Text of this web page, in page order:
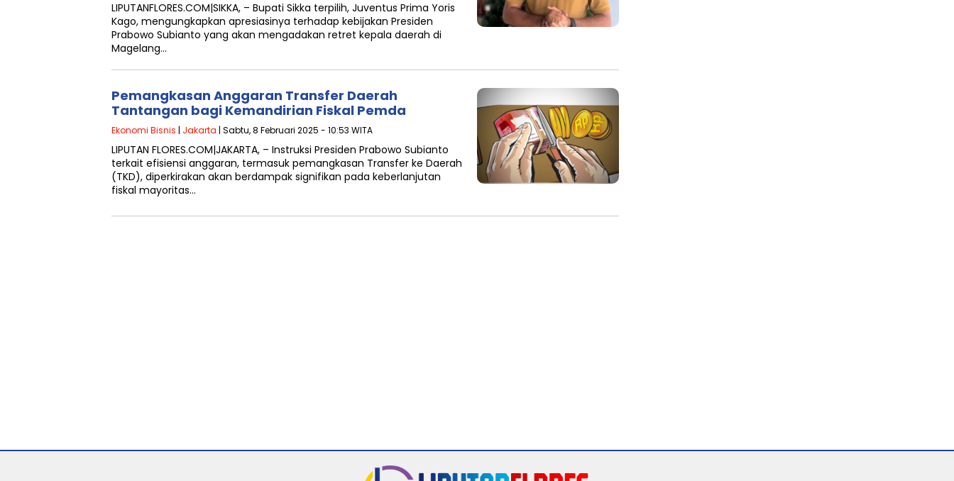
LIPUTANFLORES.COM|SIKKA, – Bupati Sikka terpilih, Juventus Prima Yoris
Kago, mengungkapkan apresiasinya terhadap kebijakan Presiden
Prabowo Subianto yang akan mengadakan retret kepala daerah di
Magelang…
Pemangkasan Anggaran Transfer Daerah
Tantangan bagi Kemandirian Fiskal Pemda
Ekonomi Bisnis | Jakarta | Sabtu, 8 Februari 2025 - 10:53 WITA
LIPUTAN FLORES.COM|JAKARTA, – Instruksi Presiden Prabowo Subianto
terkait efisiensi anggaran, termasuk pemangkasan Transfer ke Daerah
(TKD), diperkirakan akan berdampak signifikan pada keberlanjutan
fiskal mayoritas…